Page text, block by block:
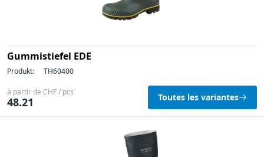
Gummistiefel EDE
Produkt: TH60400
à partir de CHF / pcs
48.21 Toutes les variantes